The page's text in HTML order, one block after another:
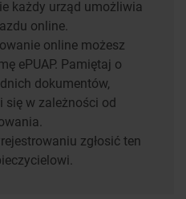
każdy urząd umożliwia
online.
online możesz
ePUAP. Pamiętaj o
dokumentów,
się w zależności od
zgłosić ten